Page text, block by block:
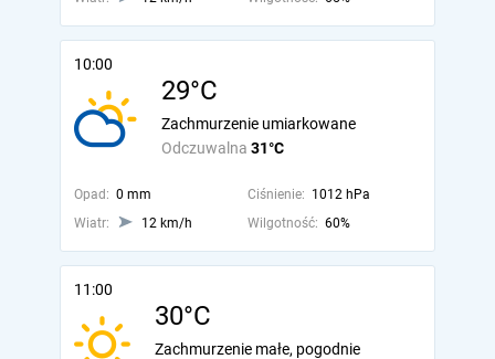
10:00
29°C
Odczuwalna 31°C
Zachmurzenie umiarkowane
Opad: 0 mm Ciśnienie: 1012 hPa
Wiatr:
12 km/h Wilgotność: 60%
11:00
30°C
Zachmurzenie małe, pogodnie